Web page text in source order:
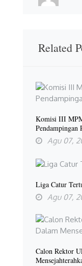
Related
Komisi III
Pendampingan
Agu 07,
Liga Catur
Agu 07,
Calon Rektor